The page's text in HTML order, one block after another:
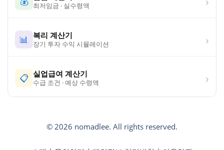
최저임금 · 실수령액
📊 복리 계산기
장기 투자 수익 시뮬레이션 ›
📋 실업급여 계산기
수급 조건 · 예상 수령액 ›
© 2026 nomadlee. All rights reserved.